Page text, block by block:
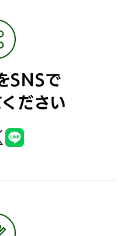
SNSで
ださい